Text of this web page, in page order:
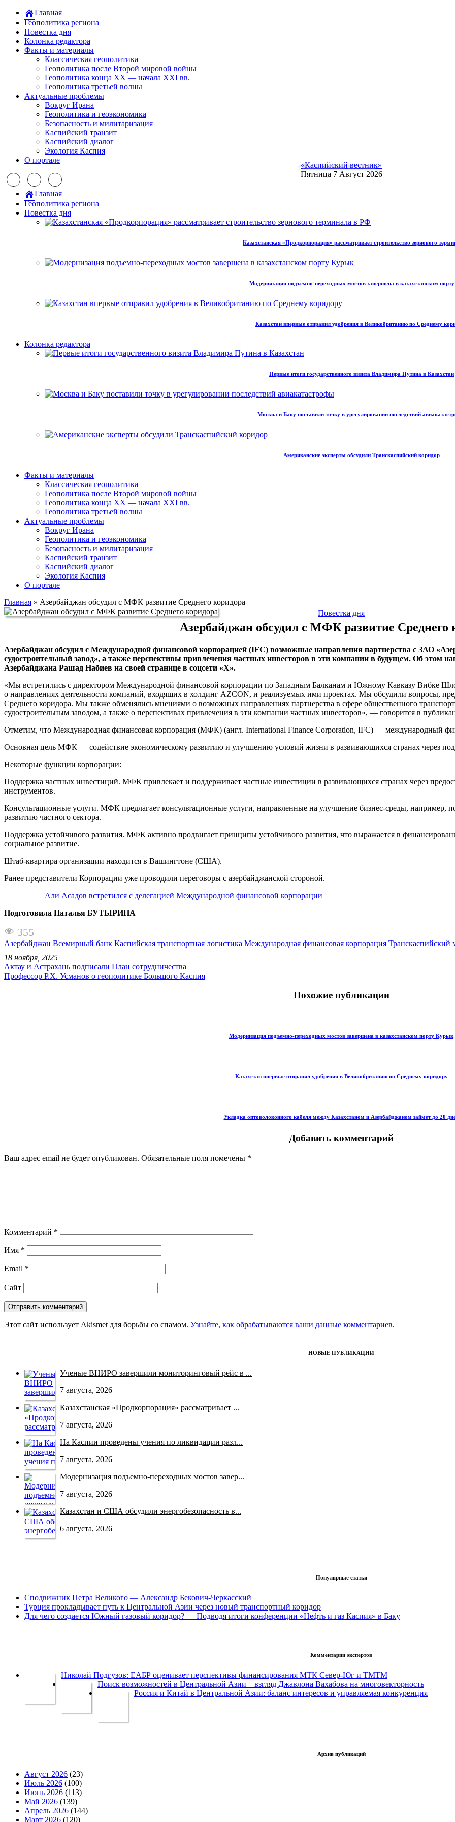
Главная
Геополитика региона
Повестка дня
Колонка редактора
Факты и материалы
Классическая геополитика
Геополитика после Второй мировой войны
Геополитика конца XX — начала XXI вв.
Геополитика третьей волны
Актуальные проблемы
Вокруг Ирана
Геополитика и геоэкономика
Безопасность и милитаризация
Каспийский транзит
Каспийский диалог
Экология Каспия
О портале
«Каспийский вестник»
Пятница 7 Август 2026
Главная
Геополитика региона
Повестка дня
Казахстанская «Продкорпорация» рассматривает строительство зернового
Модернизация подъемно-переходных мостов завершена в казахстанском
Казахстан впервые отправил удобрения в Великобританию по Среднему
Колонка редактора
Первые итоги государственного визита Владимира Путина в Казахстан
Москва и Баку поставили точку в урегулировании последствий
Американские эксперты обсудили Транскаспийский коридор
Факты и материалы
Классическая геополитика
Геополитика после Второй мировой войны
Геополитика конца XX — начала XXI вв.
Геополитика третьей волны
Актуальные проблемы
Вокруг Ирана
Геополитика и геоэкономика
Безопасность и милитаризация
Каспийский транзит
Каспийский диалог
Экология Каспия
О портале
Главная » Азербайджан обсудил с МФК развитие Среднего коридора
Повестка дня
Азербайджан обсудил с МФК развитие Среднего
Азербайджан обсудил с Международной финансовой корпорацией (IFC) возможные направления партнерства с ЗАО
судостроительный завод», а также перспективы привлечения частных инвесторов в эти компании в будущем. Об этом
Азербайджана Рашад Набиев на своей странице в соцсети «Х».
«Мы встретились с директором Международной финансовой корпорации по Западным Балканам и Южному Кавказу Вибке
о направлениях деятельности компаний, входящих в холдинг AZCON, и реализуемых ими проектах. Мы обсудили вопросы,
Среднего коридора. Мы также обменялись мнениями о возможных направлениях партнерства в сфере общественного
судостроительным заводом, а также о перспективах привлечения в эти компании частных инвесторов», — говорится в
Отметим, что Международная финансовая корпорация (МФК) (англ. International Finance Corporation, IFC) — международный
Основная цель МФК — содействие экономическому развитию и улучшению условий жизни в развивающихся странах через
Некоторые функции корпорации:
Поддержка частных инвестиций. МФК привлекает и поддерживает частные инвестиции в развивающихся странах через
инструментов.
Консультационные услуги. МФК предлагает консультационные услуги, направленные на улучшение бизнес-среды, например,
развитию частного сектора.
Поддержка устойчивого развития. МФК активно продвигает принципы устойчивого развития, что выражается в
социальное развитие.
Штаб-квартира организации находится в Вашингтоне (США).
Ранее представители Корпорации уже проводили переговоры с азербайджанской стороной.
Али Асадов встретился с делегацией Международной финансовой корпорации
Подготовила Наталья БУТЫРИНА
355
Азербайджан Всемирный банк Каспийская транспортная логистика Международная финансовая корпорация
18 ноября, 2025
Актау и Астрахань подписали План сотрудничества
Профессор Р.Х. Усманов о геополитике Большого Каспия
Похожие публикации
Модернизация подъемно-переходных мостов завершена в казахстанском порту Курык
Казахстан впервые отправил удобрения в Великобританию по Среднему коридору
Укладка оптоволоконного кабеля между Казахстаном и Азербайджаном займет до 20
Добавить комментарий
Ваш адрес email не будет опубликован. Обязательные поля помечены *
Комментарий *
Имя *
Email *
Сайт
Этот сайт использует Akismet для борьбы со спамом. Узнайте, как обрабатываются ваши данные комментариев.
НОВЫЕ ПУБЛИКАЦИИ
Ученые ВНИРО завершили мониторинговый рейс в ...
7 августа, 2026
Казахстанская «Продкорпорация» рассматривает ...
7 августа, 2026
На Каспии проведены учения по ликвидации разл...
7 августа, 2026
Модернизация подъемно-переходных мостов завер...
7 августа, 2026
Казахстан и США обсудили энергобезопасность в...
6 августа, 2026
Популярные статьи
Сподвижник Петра Великого — Александр Бекович-Черкасский
Турция прокладывает путь к Центральной Азии через новый транспортный коридор
Для чего создается Южный газовый коридор? — Подводя итоги конференции «Нефть и газ Каспия» в Баку
Комментарии экспертов
Николай Подгузов: ЕАБР оценивает перспективы финансирования МТК Север-Юг и ТМТМ
Поиск возможностей в Центральной Азии – взгляд Джавлона Вахабова на многовекторность
Россия и Китай в Центральной Азии: баланс интересов и управляемая конкуренция
Архив публикаций
Август 2026 (23)
Июль 2026 (100)
Июнь 2026 (113)
Май 2026 (139)
Апрель 2026 (144)
Март 2026 (120)